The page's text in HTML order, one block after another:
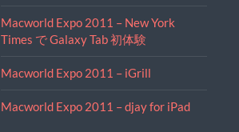
Macworld Expo 2011 – New York
Times で Galaxy Tab 初体験
Macworld Expo 2011 – iGrill
Macworld Expo 2011 – djay for iPad